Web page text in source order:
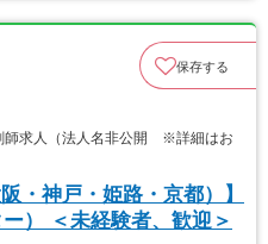
保存する
師求人（法人名非公開 ※詳細はお
・神戸・姫路・京都）】
） ＜未経験者、歓迎＞